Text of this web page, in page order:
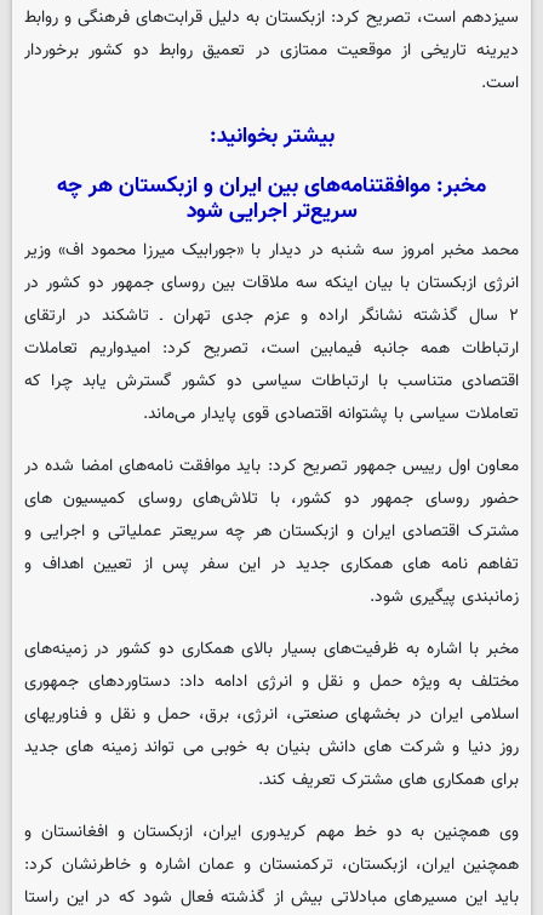
سیزدهم است، تصریح کرد: ازبکستان به دلیل قرابت‌های فرهنگی و روابط
دیرینه تاریخی از موقعیت ممتازی در تعمیق روابط دو کشور برخوردار
است.
بیشتر بخوانید:
مخبر: موافقتنامه‌های بین ایران و ازبکستان هر چه
سریع‌تر اجرایی شود
محمد مخبر امروز سه شنبه در دیدار با «جورابیک میرزا محمود اف» وزیر
انرژی ازبکستان با بیان اینکه سه ملاقات بین روسای جمهور دو کشور در
۲ سال گذشته نشانگر اراده و عزم جدی تهران ـ تاشکند در ارتقای
ارتباطات همه جانبه فیمابین است، تصریح کرد: امیدواریم تعاملات
اقتصادی متناسب با ارتباطات سیاسی دو کشور گسترش یابد چرا که
تعاملات سیاسی با پشتوانه اقتصادی قوی پایدار می‌ماند.
معاون اول رییس جمهور تصریح کرد: باید موافقت نامه‌های امضا شده در
حضور روسای جمهور دو کشور، با تلاش‌های روسای کمیسیون های
مشترک اقتصادی ایران و ازبکستان هر چه سریعتر عملیاتی و اجرایی و
تفاهم نامه های همکاری جدید در این سفر پس از تعیین اهداف و
زمانبندی پیگیری شود.
مخبر با اشاره به ظرفیت‌های بسیار بالای همکاری دو کشور در زمینه‌های
مختلف به ویژه حمل و نقل و انرژی ادامه داد: دستاوردهای جمهوری
اسلامی ایران در بخشهای صنعتی،‌ انرژی،‌ برق،‌ حمل و نقل و فناوریهای
روز دنیا و شرکت های دانش بنیان به خوبی می تواند زمینه های جدید
برای همکاری های مشترک تعریف کند.
وی همچنین به دو خط مهم کریدوری ایران، ازبکستان و افغانستان و
همچنین ایران،‌ ازبکستان، ترکمنستان و عمان اشاره و خاطرنشان کرد:
باید این مسیرهای مبادلاتی بیش از گذشته فعال شود که در این راستا